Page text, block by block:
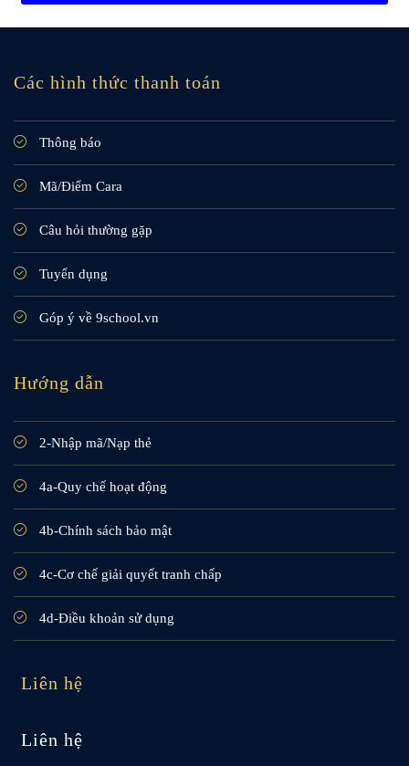
Các hình thức thanh toán
Thông báo
Mã/Điểm Cara
Câu hỏi thường gặp
Tuyển dụng
Góp ý về 9school.vn
Hướng dẫn
2-Nhập mã/Nạp thẻ
4a-Quy chế hoạt động
4b-Chính sách bảo mật
4c-Cơ chế giải quyết tranh chấp
4d-Điều khoản sử dụng
Liên hệ
Liên hệ